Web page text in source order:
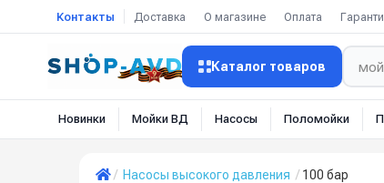
Контакты Доставка О магазине Оплата
Каталог товаров
Новинки Мойки ВД Насосы Поломойки
Насосы высокого давления 100 бар